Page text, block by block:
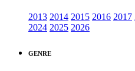
2013 2014 2015 2016 2017
2024 2025 2026
GENRE